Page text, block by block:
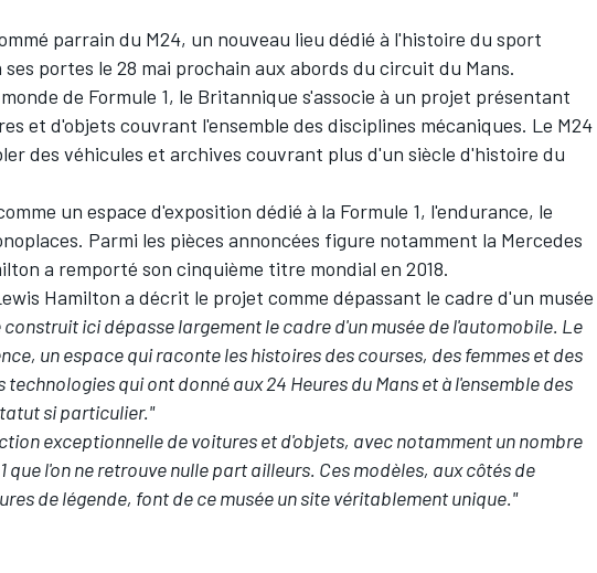
parrain du M24, un nouveau lieu dédié à l'histoire du sport
portes le 28 mai prochain aux abords du circuit du Mans.
de Formule 1, le Britannique s'associe à un projet présentant
et d'objets couvrant l'ensemble des disciplines mécaniques. Le M24
des véhicules et archives couvrant plus d'un siècle d'histoire du
un espace d'exposition dédié à la Formule 1, l'endurance, le
Parmi les pièces annoncées figure notamment la Mercedes
a remporté son cinquième titre mondial en 2018.
Hamilton a décrit le projet comme dépassant le cadre d'un musée
construit ici dépasse largement le cadre d'un musée de l'automobile. Le
un espace qui raconte les histoires des courses, des femmes et des
qui ont donné aux 24 Heures du Mans et à l'ensemble des
si particulier."
exceptionnelle de voitures et d'objets, avec notamment un nombre
que l'on ne retrouve nulle part ailleurs. Ces modèles, aux côtés de
de légende, font de ce musée un site véritablement unique."